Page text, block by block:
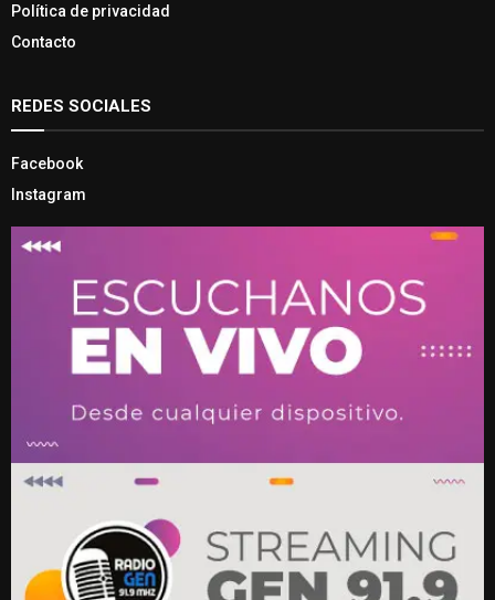
Política de privacidad
Contacto
REDES SOCIALES
Facebook
Instagram